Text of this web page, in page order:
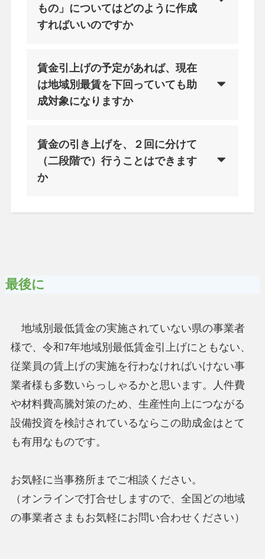
もの」についてはどのように作成
すればいいのですか
賃金引上げの予定があれば、現在
は地域別最賃を下回っていても助
成対象になりますか
賃金の引き上げを、２回に分けて
（二段階で）行うことはできます
か
最後に
地域別最低賃金の実施されていない県の事業者
様で、令和7年地域別最低賃金引上げにともない、
従業員の賃上げの実施を行わなければいけない事
業者様も多数いらっしゃるかと思います。人件費
や材料費高騰対策のため、生産性向上につながる
設備投資を検討されているならこの助成金はとて
も有用なものです。
お気軽に当事務所までご相談ください。
（オンラインで打合せしますので、全国どの地域
の事業者さまもお気軽にお問い合わせください）